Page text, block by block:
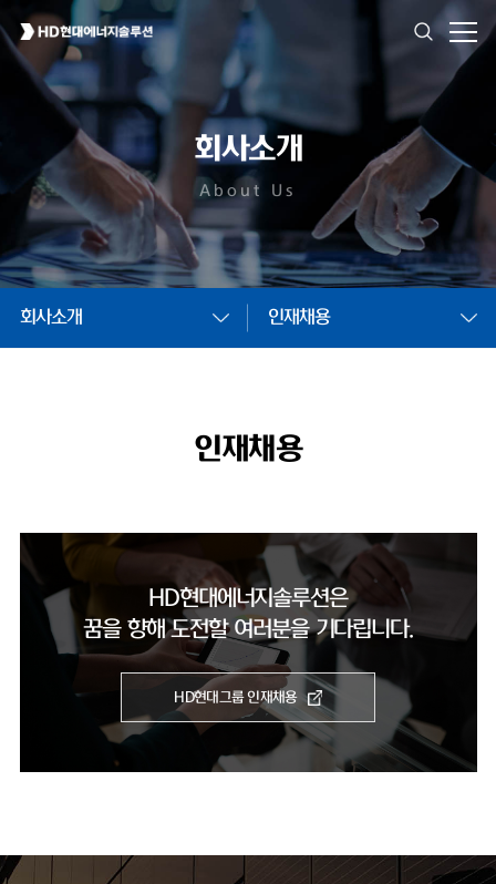
회사소개
About Us
회사소개 인재채용
인재채용
HD현대에너지솔루션은
꿈을 향해 도전할 여러분을 기다립니다.
HD현대그룹 인재채용